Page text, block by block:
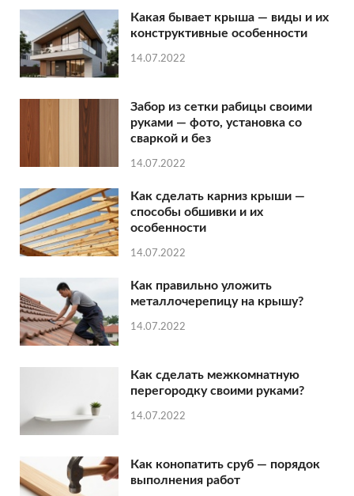
Какая бывает крыша — виды и их
конструктивные особенности
14.07.2022
Забор из сетки рабицы своими
руками — фото, установка со
сваркой и без
14.07.2022
Как сделать карниз крыши —
способы обшивки и их
особенности
14.07.2022
Как правильно уложить
металлочерепицу на крышу?
14.07.2022
Как сделать межкомнатную
перегородку своими руками?
14.07.2022
Как конопатить сруб — порядок
выполнения работ